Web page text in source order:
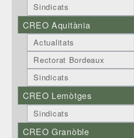
Sindicats
CREO Aquitània
Actualitats
Rectorat Bordeaux
Sindicats
CREO Lemòtges
Sindicats
CREO Granòble